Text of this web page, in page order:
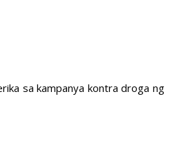
sa kampanya kontra droga ng